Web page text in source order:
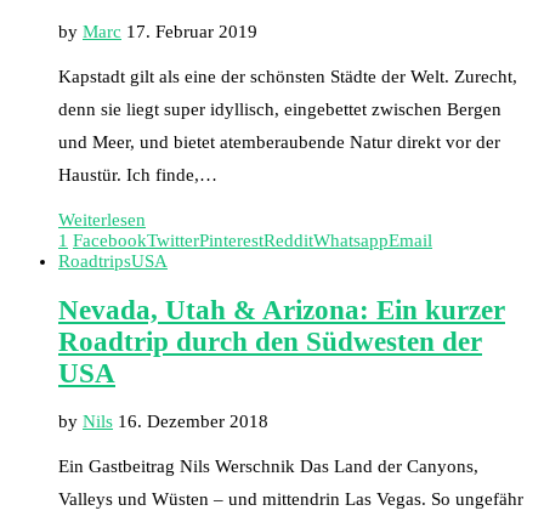
by Marc 17. Februar 2019
Kapstadt gilt als eine der schönsten Städte der Welt. Zurecht,
denn sie liegt super idyllisch, eingebettet zwischen Bergen
und Meer, und bietet atemberaubende Natur direkt vor der
Haustür. Ich finde,…
Weiterlesen
1 FacebookTwitterPinterestRedditWhatsappEmail
RoadtripsUSA
Nevada, Utah & Arizona: Ein kurzer
Roadtrip durch den Südwesten der
USA
by Nils 16. Dezember 2018
Ein Gastbeitrag Nils Werschnik Das Land der Canyons,
Valleys und Wüsten – und mittendrin Las Vegas. So ungefähr